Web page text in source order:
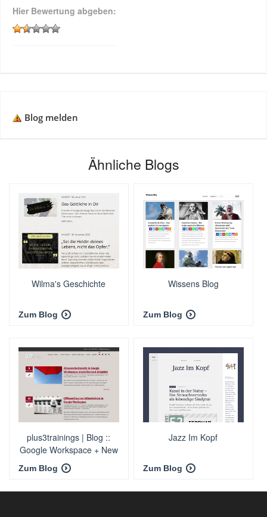
Hier Bewertung abgeben:
Blog melden
Ähnliche Blogs
Wilma's Geschichte
Zum Blog
Wissens Blog
Zum Blog
plus3trainings | Blog ::
Google Workspace + New
Work + SaaS + Cloud
Zum Blog
Jazz Im Kopf
Zum Blog